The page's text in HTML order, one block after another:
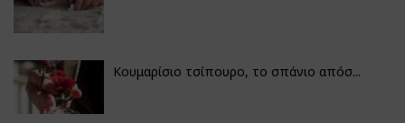
Κουμαρίσιο τσίπουρο, το σπάνιο απόσ...